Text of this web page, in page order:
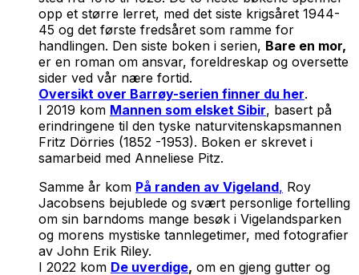
opp et større lerret, med det siste krigsåret 1944-
45 og det første fredsåret som ramme for
handlingen. Den siste boken i serien, Bare en mor,
er en roman om ansvar, foreldreskap og oversette
sider ved vår nære fortid.
Oversikt over Barrøy-serien finner du her.
I 2019 kom Mannen som elsket Sibir, basert på
erindringene til den tyske naturvitenskapsmannen
Fritz Dörries (1852 -1953). Boken er skrevet i
samarbeid med Anneliese Pitz.
Samme år kom På randen av Vigeland, Roy
Jacobsens bejublede og svært personlige fortelling
om sin barndoms mange besøk i Vigelandsparken
og morens mystiske tannlegetimer, med fotografier
av John Erik Riley.
I 2022 kom De uverdige, om en gjeng gutter og